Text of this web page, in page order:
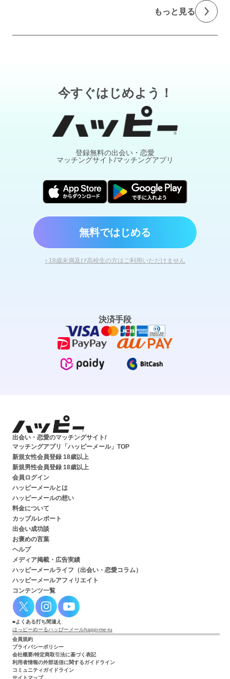
もっと見る
今すぐはじめよう！
登録無料の出会い・恋愛
マッチングサイト/マッチングアプリ
無料ではじめる
› 18歳未満及び高校生の方はご利用いただけません
決済手段
出会い・恋愛のマッチングサイト/
マッチングアプリ「ハッピーメール」TOP
新規女性会員登録 18歳以上
新規男性会員登録 18歳以上
会員ログイン
ハッピーメールとは
ハッピーメールの想い
料金について
カップルレポート
出会い成功談
お褒めの言葉
ヘルプ
メディア掲載・広告実績
ハッピーメールライフ（出会い・恋愛コラム）
ハッピーメールアフィリエイト
コンテンツ一覧
よくある打ち間違え
はっピーめーるハッぴーメールhappi-me-ru
会員規約
プライバシーポリシー
会社概要/特定商取引法に基づく表記
利用者情報の外部送信に関するガイドライン
コミュニティガイドライン
サイトマップ